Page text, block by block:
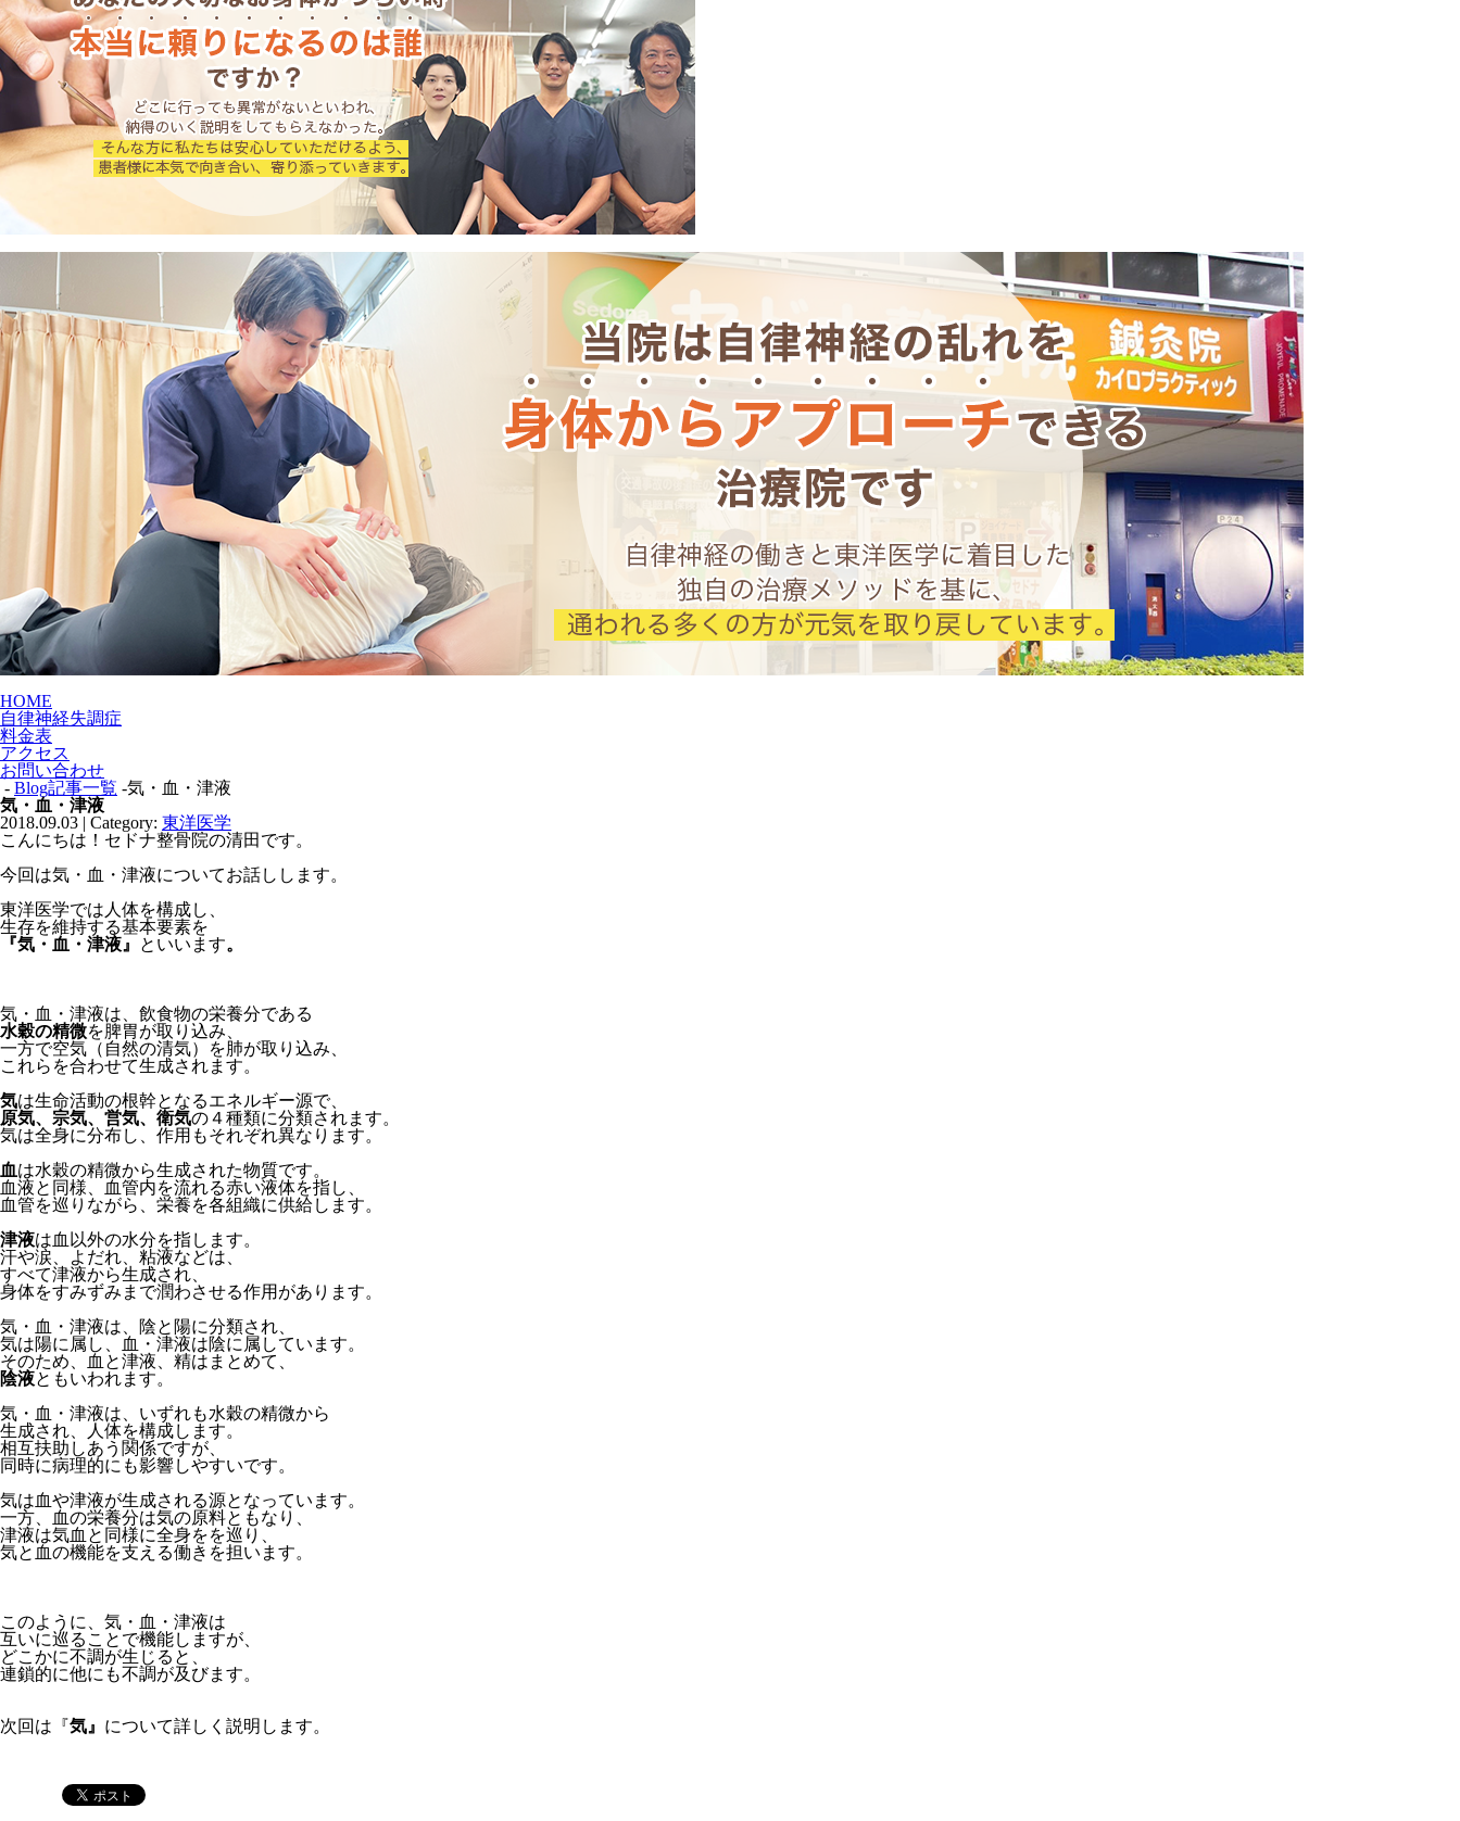
HOME
自律神経失調症
料金表
アクセス
お問い合わせ
- Blog記事一覧 -気・血・津液
気・血・津液
2018.09.03 | Category: 東洋医学
こんにちは！セドナ整骨院の清田です。
今回は気・血・津液についてお話しします。
東洋医学では人体を構成し、
生存を維持する基本要素を
『気・血・津液』
といいます。
気・血・津液は、飲食物の栄養分である
水穀の精微を脾胃が取り込み、
一方で空気（自然の清気）を肺が取り込み、
これらを合わせて生成されます。
気は生命活動の根幹となるエネルギー源で、
原気、宗気、営気、衛気の４種類に分類されます。
気は全身に分布し、作用もそれぞれ異なります。
血は水穀の精微から生成された物質です。
血液と同様、血管内を流れる赤い液体を指し、
血管を巡りながら、栄養を各組織に供給します。
津液は血以外の水分を指します。
汗や涙、よだれ、粘液などは、
すべて津液から生成され、
身体をすみずみまで潤わさせる作用があります。
気・血・津液は、陰と陽に分類され、
気は陽に属し、血・津液は陰に属しています。
そのため、血と津液、精はまとめて、
陰液ともいわれます。
気・血・津液は、いずれも水穀の精微から
生成され、人体を構成します。
相互扶助しあう関係ですが、
同時に病理的にも影響しやすいです。
気は血や津液が生成される源となっています。
一方、血の栄養分は気の原料ともなり、
津液は気血と同様に全身をを巡り、
気と血の機能を支える働きを担います。
このように、気・血・津液は
互いに巡ることで機能しますが、
どこかに不調が生じると、
連鎖的に他にも不調が及びます。
次回は『気』 について詳しく説明します。